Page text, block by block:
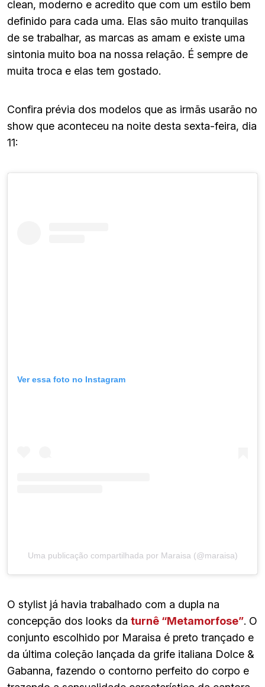
clean, moderno e acredito que com um estilo bem
definido para cada uma. Elas são muito tranquilas
de se trabalhar, as marcas as amam e existe uma
sintonia muito boa na nossa relação. É sempre de
muita troca e elas tem gostado.
Confira prévia dos modelos que as irmãs usarão no
show que aconteceu na noite desta sexta-feira, dia
11:
Ver essa foto no Instagram
Uma publicação compartilhada por Maraisa (@maraisa)
O stylist já havia trabalhado com a dupla na
concepção dos looks da turnê “Metamorfose”. O
conjunto escolhido por Maraisa é preto trançado e
da última coleção lançada da grife italiana Dolce &
Gabanna, fazendo o contorno perfeito do corpo e